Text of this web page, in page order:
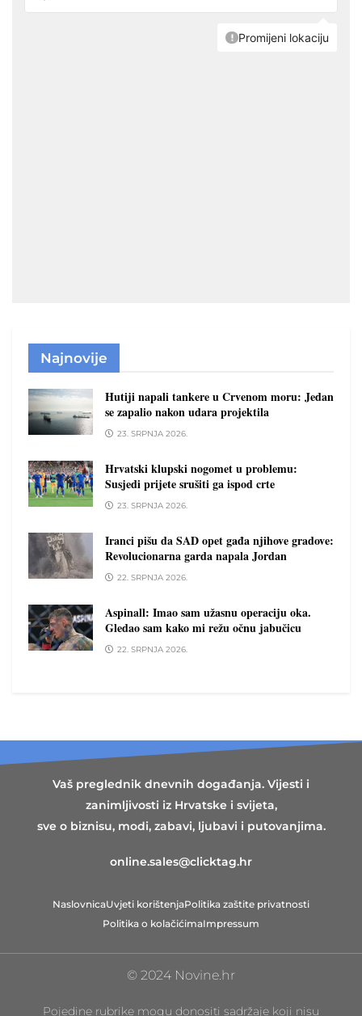
Najnovije
Hutiji napali tankere u Crvenom moru: Jedan
se zapalio nakon udara projektila
23. SRPNJA 2026.
Hrvatski klupski nogomet u problemu:
Susjedi prijete srušiti ga ispod crte
23. SRPNJA 2026.
Iranci pišu da SAD opet gađa njihove gradove:
Revolucionarna garda napala Jordan
22. SRPNJA 2026.
Aspinall: Imao sam užasnu operaciju oka.
Gledao sam kako mi režu očnu jabučicu
22. SRPNJA 2026.
Vaš preglednik dnevnih događanja. Vijesti i
zanimljivosti iz Hrvatske i svijeta,
sve o biznisu, modi, zabavi, ljubavi i putovanjima.
online.sales@clicktag.hr
NaslovnicaUvjeti korištenjaPolitika zaštite privatnosti
Politika o kolačićimaImpressum
© 2024 Novine.hr
Pojedine rubrike mogu donositi sadržaje koji nisu